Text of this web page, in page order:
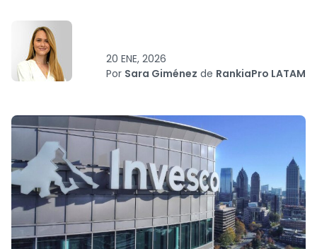
20 ENE, 2026
Por Sara Giménez de RankiaPro LATAM